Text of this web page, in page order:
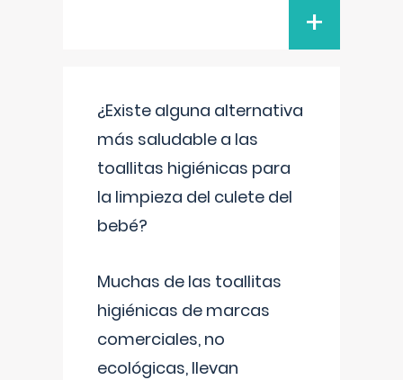
+
¿Existe alguna alternativa
más saludable a las
toallitas higiénicas para
la limpieza del culete del
bebé?
Muchas de las toallitas
higiénicas de marcas
comerciales, no
ecológicas, llevan